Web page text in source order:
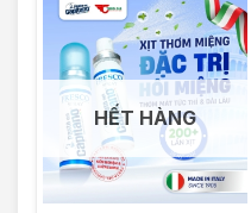
HẾT HÀNG